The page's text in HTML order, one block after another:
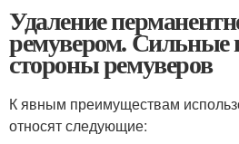
Удаление
ремувером. Сильные
стороны ремуверов
К явным преимуществам
относят следующие: